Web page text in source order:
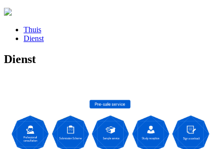
Thuis
Dienst
Dienst